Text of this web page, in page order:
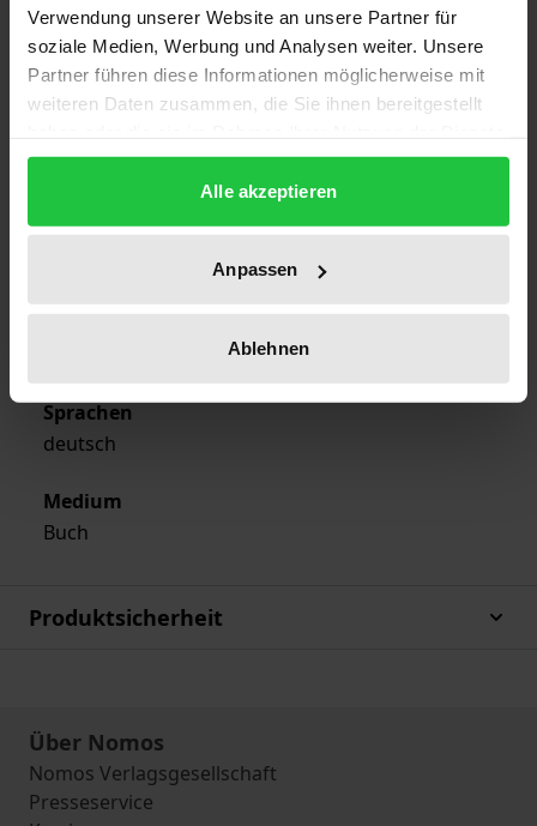
Verwendung unserer Website an unsere Partner für
soziale Medien, Werbung und Analysen weiter. Unsere
Partner führen diese Informationen möglicherweise mit
weiteren Daten zusammen, die Sie ihnen bereitgestellt
gesammelt haben.
Alle akzeptieren
Anpassen
Ablehnen
Auflage
1
978-3-7890-9961-8
Verlag
Sprachen
deutsch
Medium
Buch
Produktsicherheit
Über Nomos
Nomos Verlagsgesellschaft
Presseservice